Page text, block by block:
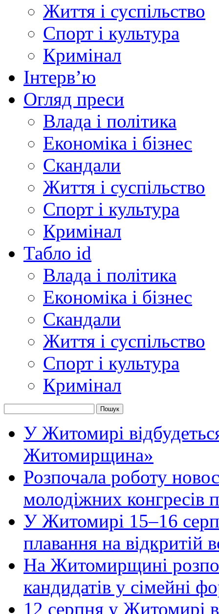
Життя і суспільство
Спорт і культура
Кримінал
Інтерв’ю
Огляд преси
Влада і політика
Економіка і бізнес
Скандали
Життя і суспільство
Спорт і культура
Кримінал
Табло id
Влада і політика
Економіка і бізнес
Скандали
Життя і суспільство
Спорт і культура
Кримінал
У Житомирі
Житомирщина»
Розпочала роботу
молодіжних конгресів
У Житомирі 15–16
плавання на відкритій
На Житомирщині
кандидатів у сімейні
12 серпня у Житомирі